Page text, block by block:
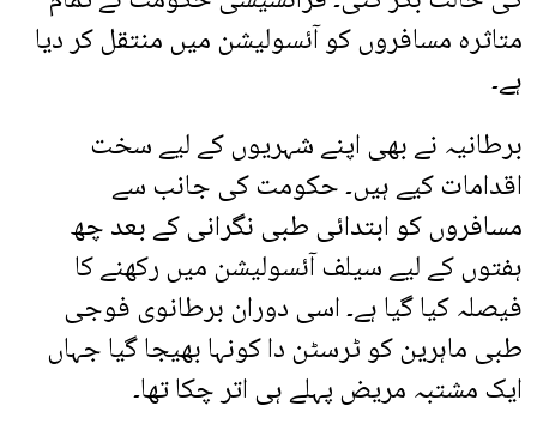
متاثرہ مسافروں کو آئسولیشن میں منتقل کر دیا
ہے۔
برطانیہ نے بھی اپنے شہریوں کے لیے سخت
اقدامات کیے ہیں۔ حکومت کی جانب سے
مسافروں کو ابتدائی طبی نگرانی کے بعد چھ
ہفتوں کے لیے سیلف آئسولیشن میں رکھنے کا
فیصلہ کیا گیا ہے۔ اسی دوران برطانوی فوجی
طبی ماہرین کو ٹرسٹن دا کونہا بھیجا گیا جہاں
ایک مشتبہ مریض پہلے ہی اتر چکا تھا۔